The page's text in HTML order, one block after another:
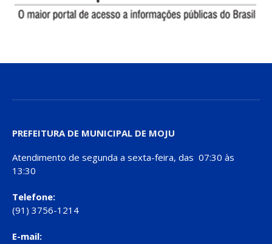
PREFEITURA DE MUNICIPAL DE MOJU
Atendimento de segunda a sexta-feira, das 07:30 às
13:30
Telefone:
(91) 3756-1214
E-mail: